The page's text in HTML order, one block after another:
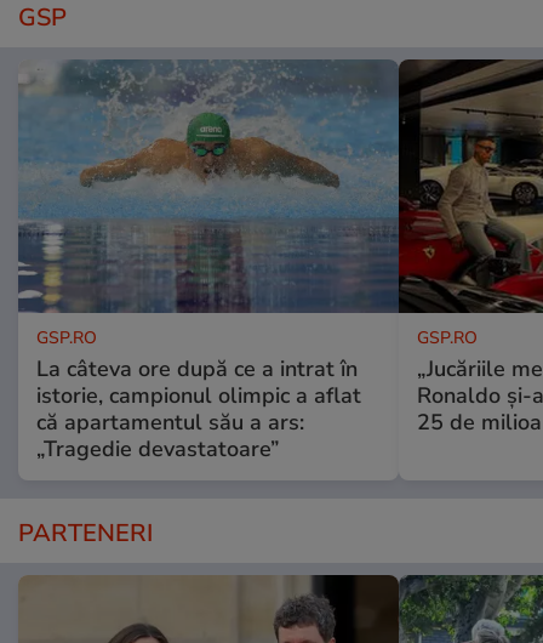
GSP
GSP.RO
La câteva ore după ce a intrat în
istorie, campionul olimpic a aflat
că apartamentul său a ars:
„Tragedie devastatoare”
GSP.RO
„Jucăriile
Ronaldo și-
25 de
PARTENERI